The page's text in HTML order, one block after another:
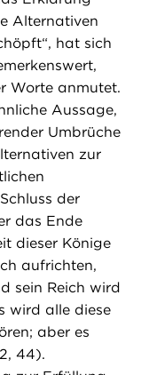
Alternativen
hat sich
Worte anmutet.
Aussage,
Umbrüche
zur
der
das Ende
dieser Könige
aufrichten,
sein Reich wird
wird alle diese
aber es
44).